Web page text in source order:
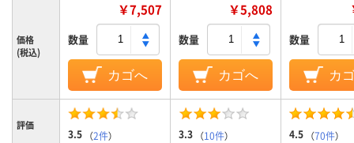
価格
(税込)
￥7,507
数量
カゴへ
￥5,808
数量
カゴへ
数量
カ
評価
3.5 （2件） 3.3 （10件） 4.5 （70件）